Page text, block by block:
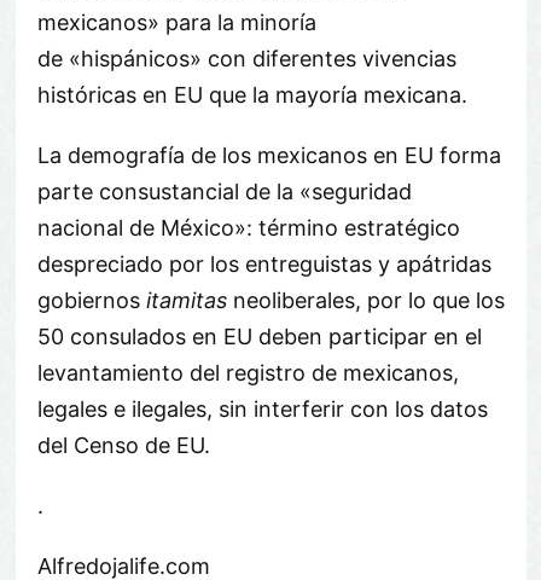
mexicanos» para la minoría
de «hispánicos» con diferentes vivencias
históricas en EU que la mayoría mexicana.
La demografía de los mexicanos en EU forma
parte consustancial de la «seguridad
nacional de México»: término estratégico
despreciado por los entreguistas y apátridas
gobiernos itamitasneoliberales, por lo que los
50 consulados en EU deben participar en el
levantamiento del registro de mexicanos,
legales e ilegales, sin interferir con los datos
del Censo de EU.
.
Alfredojalife.com